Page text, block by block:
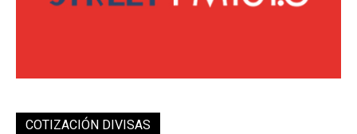
COTIZACIÓN DIVISAS